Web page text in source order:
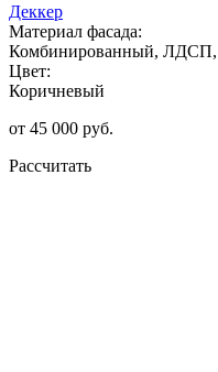
Деккер
Материал фасада:
Комбинированный, ЛДСП,
Цвет:
Коричневый
от 45 000 руб.
Рассчитать